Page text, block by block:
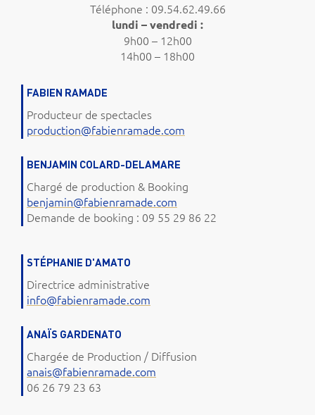
Téléphone : 09.54.62.49.66
lundi – vendredi :
9h00 – 12h00
14h00 – 18h00
FABIEN RAMADE
Producteur de spectacles
production@fabienramade.com
BENJAMIN COLARD-DELAMARE
Chargé de production & Booking
benjamin@fabienramade.com
Demande de booking : 09 55 29 86 22
STÉPHANIE D'AMATO
Directrice administrative
info@fabienramade.com
ANAÏS GARDENATO
Chargée de Production / Diffusion
anais@fabienramade.com
06 26 79 23 63